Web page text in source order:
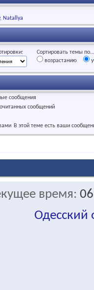
Natallya
Сортировать темы по...
возрастанию
сообщения
сообщений
В этой теме есть ваши
время:
Одесский